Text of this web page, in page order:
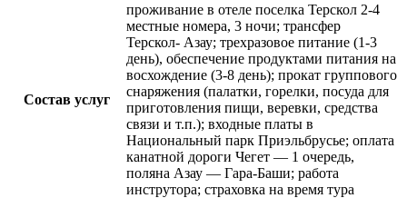
Состав услуг
проживание в отеле поселка Терскол 2-4
местные номера, 3 ночи; трансфер
Терскол- Азау; трехразовое питание (1-3
день), обеспечение продуктами питания на
восхождение (3-8 день); прокат группового
снаряжения (палатки, горелки, посуда для
приготовления пищи, веревки, средства
связи и т.п.); входные платы в
Национальный парк Приэльбрусье; оплата
канатной дороги Чегет — 1 очередь,
поляна Азау — Гара-Баши; работа
инструтора; страховка на время тура